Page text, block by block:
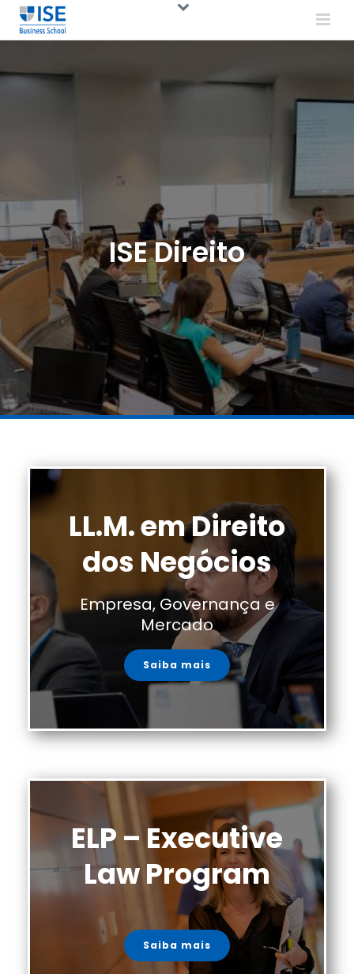
ISE Direito
LL.M. em Direito
dos Negócios
Empresa, Governança e
Mercado
Saiba mais
ELP – Executive
Law Program
Saiba mais